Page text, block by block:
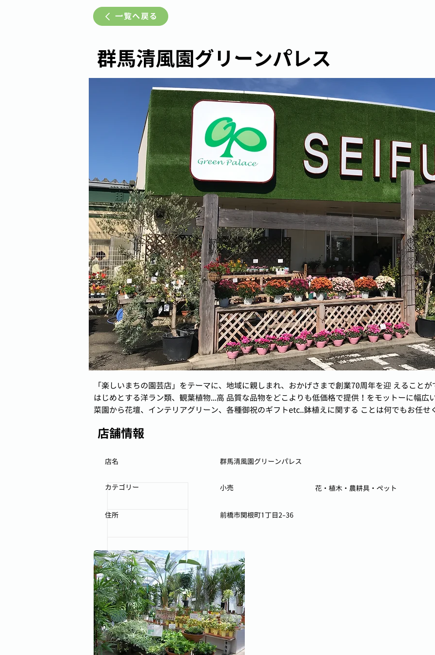
一覧へ戻る
群馬清風園グリーンパレス
「楽しいまちの園芸店」をテーマに、地域に親しまれ、おかげさまで創業70周年を迎 えること
はじめとする洋ラン類、観葉植物...高 品質な品物をどこよりも低価格で提供！をモットーに幅広
菜園から花壇、インテリアグリーン、各種御祝のギフトetc..鉢植えに関する ことは何でもお任せ
店舗情報
群馬清風園グリーンパレス
店名
小売
カテゴリー 花・植木・農耕具・ペット
前橋市関根町1丁目2-36
住所